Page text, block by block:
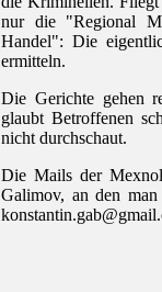
nur die "Regional
Handel": Die
ermitteln.
Die Gerichte gehen
glaubt Betroffenen
nicht durchschaut.
Die Mails der
Galimov, an den